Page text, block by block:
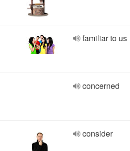
familiar to us
concerned
consider